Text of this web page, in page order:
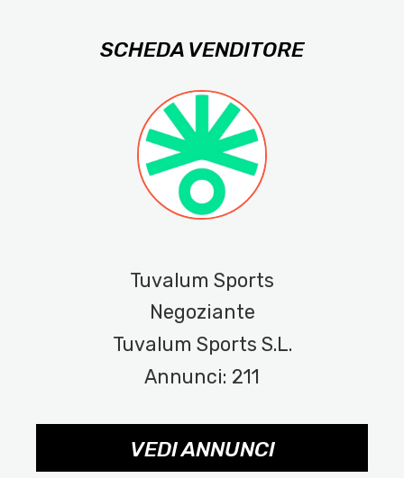
SCHEDA VENDITORE
Tuvalum Sports
Negoziante
Tuvalum Sports S.L.
Annunci: 211
VEDI ANNUNCI